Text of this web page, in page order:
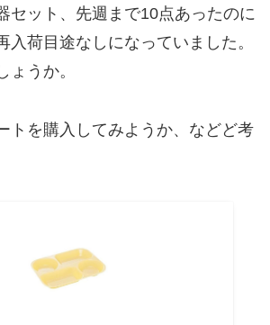
セット、先週まで10点あったのに
入荷目途なしになっていました。
ょうか。
トを購入してみようか、などど考